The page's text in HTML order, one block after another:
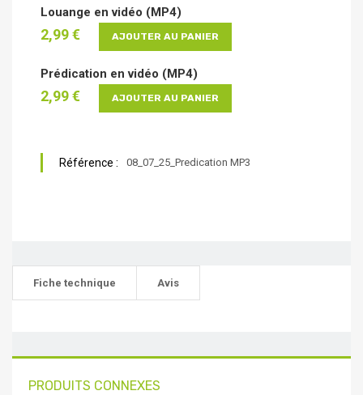
Louange en vidéo (MP4)
2,99 € AJOUTER AU PANIER
Prédication en vidéo (MP4)
2,99 € AJOUTER AU PANIER
Référence : 08_07_25_Predication MP3
Fiche technique Avis
PRODUITS CONNEXES